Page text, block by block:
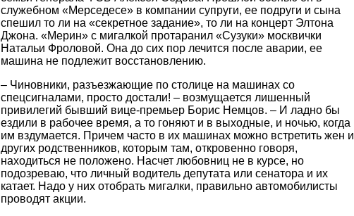
служебном «Мерседесе» в компании супруги, ее подруги и сына
спешил то ли на «секретное задание», то ли на концерт Элтона
Джона. «Мерин» с мигалкой протаранил «Сузуки» москвички
Натальи Фроловой. Она до сих пор лечится после аварии, ее
машина не подлежит восстановлению.
– Чиновники, разъезжающие по столице на машинах со
спецсигналами, просто достали! – возмущается лишенный
привилегий бывший вице-премьер Борис Немцов. – И ладно бы
ездили в рабочее время, а то гоняют и в выходные, и ночью, когда
им вздумается. Причем часто в их машинах можно встретить жен и
других родственников, которым там, откровенно говоря,
находиться не положено. Насчет любовниц не в курсе, но
подозреваю, что личный водитель депутата или сенатора и их
катает. Надо у них отобрать мигалки, правильно автомобилисты
проводят акции.